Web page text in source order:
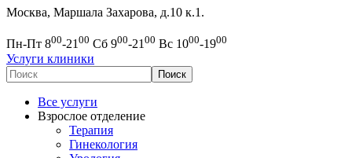
Москва, Маршала Захарова, д.10 к.1.
Пн-Пт 800-2100 Сб 900-2100 Вс 1000-1900
Услуги клиники
Все услуги
Взрослое отделение
Терапия
Гинекология